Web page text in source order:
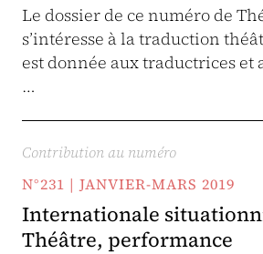
Le dossier de ce numéro de
s’intéresse à la traduction
est donnée aux traductrices et
…
Contribution au numéro
N°231 | JANVIER-MARS 2019
Internationale
Théâtre, performance